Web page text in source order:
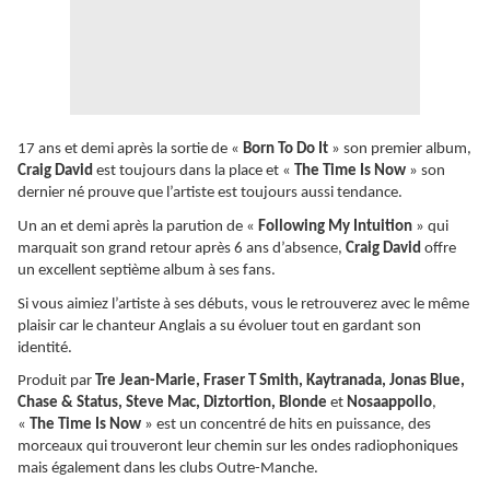
17 ans et demi après la sortie de « Born To Do It » son premier album,
Craig David est toujours dans la place et « The Time Is Now » son
dernier né prouve que l’artiste est toujours aussi tendance.
Un an et demi après la parution de « Following My Intuition » qui
marquait son grand retour après 6 ans d’absence, Craig David offre
un excellent septième album à ses fans.
Si vous aimiez l’artiste à ses débuts, vous le retrouverez avec le même
plaisir car le chanteur Anglais a su évoluer tout en gardant son
identité.
Produit par Tre Jean-Marie, Fraser T Smith, Kaytranada, Jonas Blue,
Chase & Status, Steve Mac, Diztortion, Blonde et Nosaappollo,
« The Time Is Now » est un concentré de hits en puissance, des
morceaux qui trouveront leur chemin sur les ondes radiophoniques
mais également dans les clubs Outre-Manche.